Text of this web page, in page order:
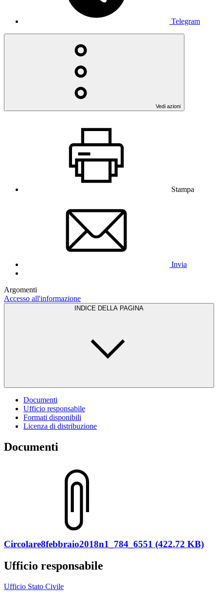
Telegram
Vedi azioni
Stampa
Invia
Argomenti
Accesso all'informazione
INDICE DELLA PAGINA
Documenti
Ufficio responsabile
Formati disponibili
Licenza di distribuzione
Documenti
Circolare8febbraio2018n1_784_6551 (422.72 KB)
Ufficio responsabile
Ufficio Stato Civile